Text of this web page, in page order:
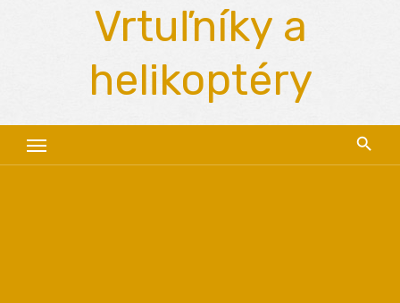
Vrtuľníky a
helikoptéry